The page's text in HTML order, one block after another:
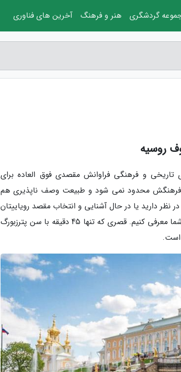
روسیه
تاریخی و فرهنگی فراوانش مقصدی فوق العاده برای
فرهنگش محدود نمی شود و طبیعت وصف ناپذیری هم
دارید یا در حال آشنایی و انتخاب مقصد رویاییتان
هستید با خبرنگاران همراه شوید تا دیدنی های کاخ پترهوف را به شما معرفی کنیم. قصری که تنها 45 دقیقه با سن پترزبورگ
است.
گردشگری هنر و فرهنگ آخرین های فناوری